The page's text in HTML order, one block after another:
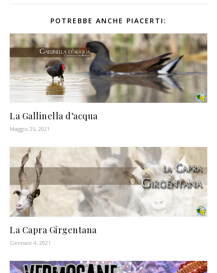
POTREBBE ANCHE PIACERTI:
La Gallinella d’acqua
Maggio 25, 2021
La Capra Girgentana
Gennaio 4, 2021